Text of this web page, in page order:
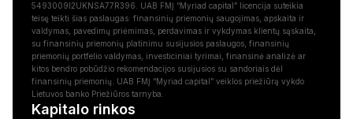
5493009I2UKNSA77R396. UAB FMĮ “Myriad capital” licencija suteikia
teisę teikti šias paslaugas: finansinių priemonių saugojimas, apskaita ir
valdymas, pavedimų priėmimas, perdavimas ir vykdymas klientų sąskaita,
su finansinių priemonių platinimu susijusios paslaugos, finansinių
priemonių portfelio valdymas, investiciniai tyrimai, finansinė analizė ar
kitos bendro pobūdžio rekomendacijos susijusios su sandoriais dėl
finansinių priemonių. UAB FMĮ “Myriad capital” veiklos priežiūrą vykdo
Lietuvos banko Priežiūros tarnyba.
Kapitalo rinkos